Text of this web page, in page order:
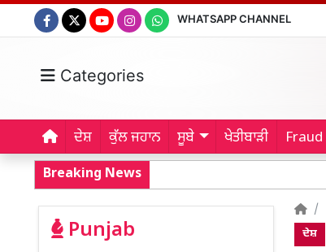
WHATSAPP CHANNEL
Categories
ਦੇਸ਼ ਕੁੱਲ ਜਹਾਨ ਸੂਬੇ ਖੇਤੀਬਾੜੀ
Breaking News
Punjab ਦੇਸ਼